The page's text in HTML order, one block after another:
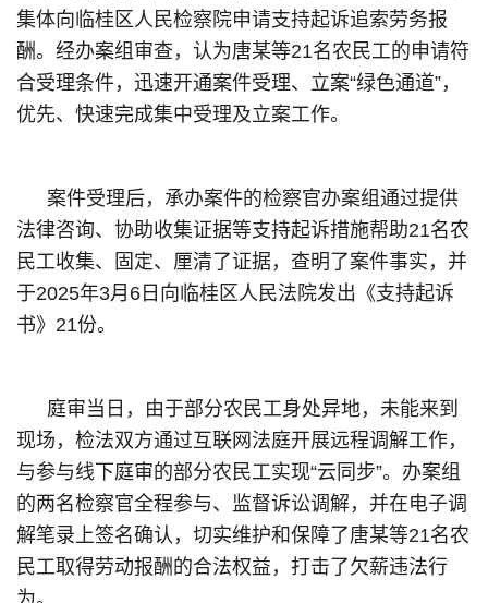
集体向临桂区人民检察院申请支持起诉追索劳务报
酬。经办案组审查，认为唐某等21名农民工的申请符
合受理条件，迅速开通案件受理、立案“绿色通道”，
优先、快速完成集中受理及立案工作。
案件受理后，承办案件的检察官办案组通过提供
法律咨询、协助收集证据等支持起诉措施帮助21名农
民工收集、固定、厘清了证据，查明了案件事实，并
于2025年3月6日向临桂区人民法院发出《支持起诉
书》21份。
庭审当日，由于部分农民工身处异地，未能来到
现场，检法双方通过互联网法庭开展远程调解工作，
与参与线下庭审的部分农民工实现“云同步”。办案组
的两名检察官全程参与、监督诉讼调解，并在电子调
解笔录上签名确认，切实维护和保障了唐某等21名农
民工取得劳动报酬的合法权益，打击了欠薪违法行
为。